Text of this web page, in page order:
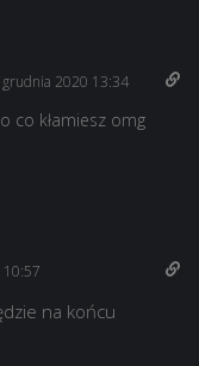
2020 13:34
co kłamiesz omg
na końcu